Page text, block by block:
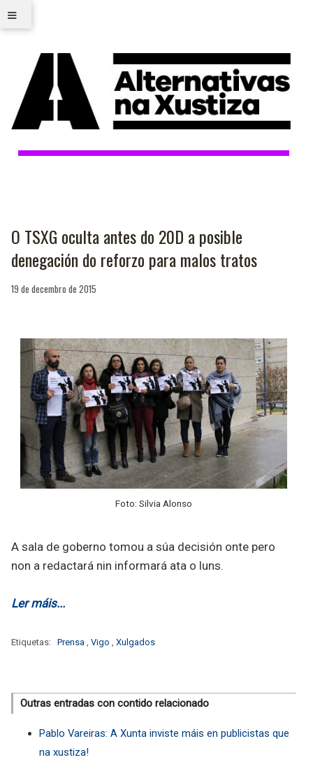
≡
O TSXG oculta antes do 20D a posible
denegación do reforzo para malos tratos
19 de decembro de 2015
Foto: Silvia Alonso
A sala de goberno tomou a súa decisión onte pero
non a redactará nin informará ata o luns.
Ler máis...
Etiquetas: Prensa , Vigo , Xulgados
Outras entradas con contido relacionado
Pablo Vareiras: A Xunta inviste máis en publicistas que
na xustiza!